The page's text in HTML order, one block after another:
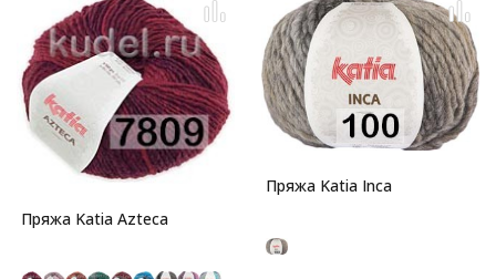
Пряжа Katia Azteca
Пряжа Katia Inca